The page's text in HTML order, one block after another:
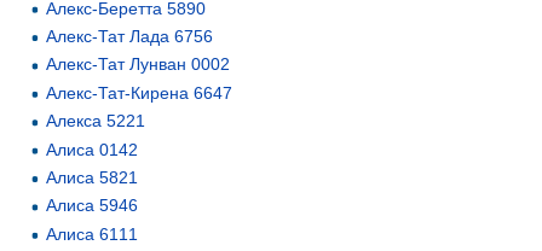
Алекс-Беретта 5890
Алекс-Тат Лада 6756
Алекс-Тат Лунван 0002
Алекс-Тат-Кирена 6647
Алекса 5221
Алиса 0142
Алиса 5821
Алиса 5946
Алиса 6111